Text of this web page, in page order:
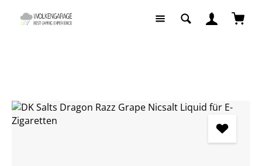
Zum Hauptinhalt springen
Bildergalerie überspringen